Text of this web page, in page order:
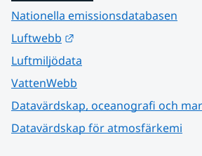
Nationella emissionsdatabasen
Luftwebb
Luftmiljödata
VattenWebb
Datavärdskap, oceanografi och
Datavärdskap för atmosfärkemi